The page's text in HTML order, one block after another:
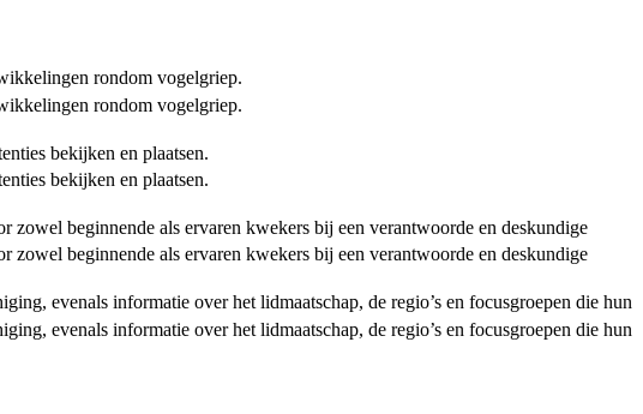
rondom vogelgriep.
rondom vogelgriep.
bekijken en plaatsen.
bekijken en plaatsen.
beginnende als ervaren kwekers bij een verantwoorde en deskundige
beginnende als ervaren kwekers bij een verantwoorde en deskundige
evenals informatie over het lidmaatschap, de regio’s en focusgroepen die hun
evenals informatie over het lidmaatschap, de regio’s en focusgroepen die hun